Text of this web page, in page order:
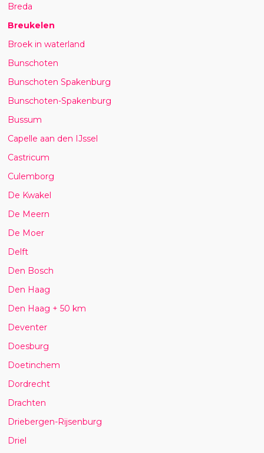
Breda
Breukelen
Broek in waterland
Bunschoten
Bunschoten Spakenburg
Bunschoten-Spakenburg
Bussum
Capelle aan den IJssel
Castricum
Culemborg
De Kwakel
De Meern
De Moer
Delft
Den Bosch
Den Haag
Den Haag + 50 km
Deventer
Doesburg
Doetinchem
Dordrecht
Drachten
Driebergen-Rijsenburg
Driel